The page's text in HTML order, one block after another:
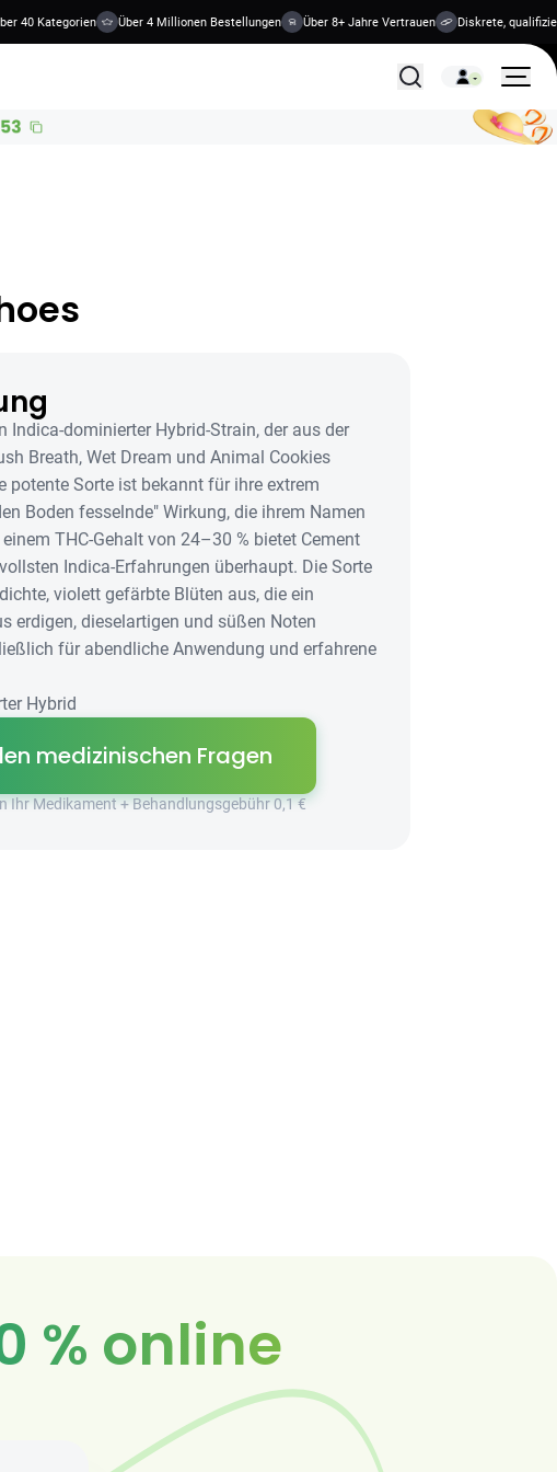
40 Kategorien Über 4 Millionen Bestellungen Über 8+ Jahre Vertrauen Diskrete, qualifizierte
Alle Behandlungen
Indica-dominierter Hybrid-Strain, der aus der
Breath, Wet Dream und Animal Cookies
potente Sorte ist bekannt für ihre extrem
Boden fesselnde" Wirkung, die ihrem Namen
THC-Gehalt von 24–30 % bietet Cement
Indica-Erfahrungen überhaupt. Die Sorte
violett gefärbte Blüten aus, die ein
erdigen, dieselartigen und süßen Noten
für abendliche Anwendung und erfahrene
Hybrid
medizinischen Fragen
Ihr Medikament + Behandlungsgebühr 0,1 €
% online